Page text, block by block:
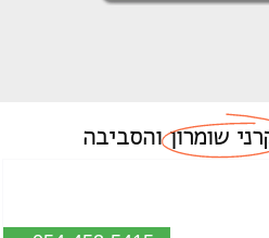
שומרוןוהסביבה